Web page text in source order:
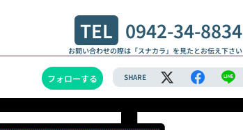
TEL 0942-34-8834
お問い合わせの際は「スナカラ」を見たとお伝え下さい
フォローする SHARE